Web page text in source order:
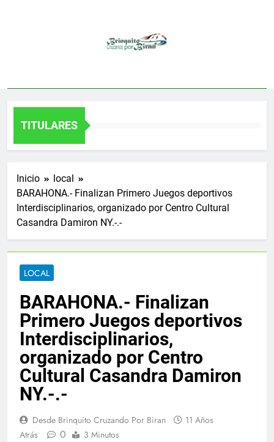
TITULARES
Inicio
local
BARAHONA.- Finalizan Primero Juegos deportivos
Interdisciplinarios, organizado por Centro Cultural
Casandra Damiron NY.-.-
LOCAL
BARAHONA.- Finalizan
Primero Juegos deportivos
Interdisciplinarios,
organizado por Centro
Cultural Casandra Damiron
NY.-.-
Desde Brinquito Cruzando Por Biran
11 Años
Atrás
0 3 Minutos